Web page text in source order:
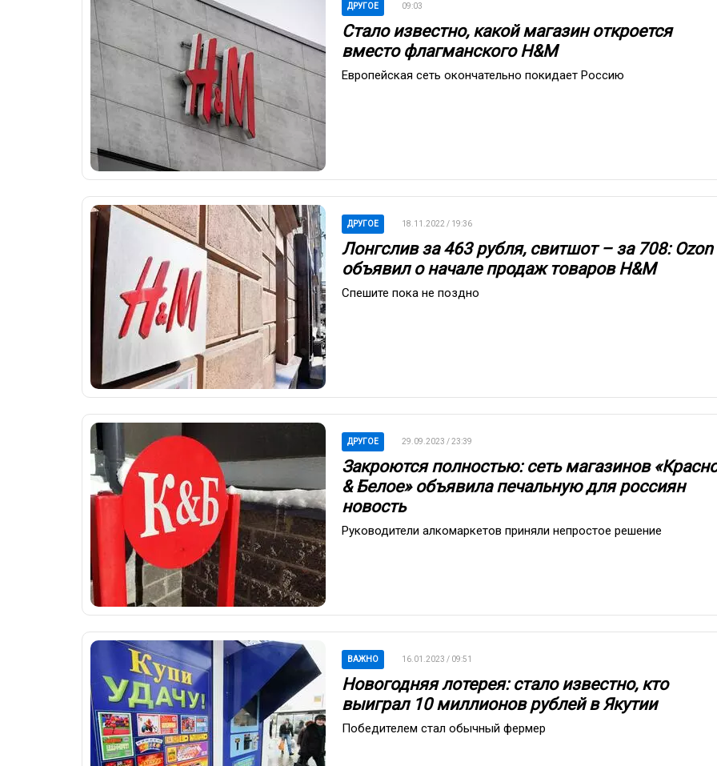
ДРУГОЕ 09:03
Стало известно, какой магазин откроется
вместо флагманского H&M
Европейская сеть окончательно покидает Россию
ДРУГОЕ 18.11.2022 / 19:36
Лонгслив за 463 рубля, свитшот – за 708: Ozon
объявил о начале продаж товаров H&M
Спешите пока не поздно
ДРУГОЕ 29.09.2023 / 23:39
Закроются полностью: сеть магазинов
& Белое» объявила печальную для россиян
новость
Руководители алкомаркетов приняли непростое решение
ВАЖНО 16.01.2023 / 09:51
Новогодняя лотерея: стало известно, кто
выиграл 10 миллионов рублей в Якутии
Победителем стал обычный фермер